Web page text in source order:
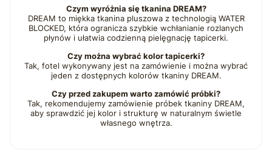
Czym wyróżnia się tkanina DREAM?
DREAM to miękka tkanina pluszowa z technologią WATER
BLOCKED, która ogranicza szybkie wchłanianie rozlanych
płynów i ułatwia codzienną pielęgnację tapicerki.
Czy można wybrać kolor tapicerki?
Tak, fotel wykonywany jest na zamówienie i można wybrać
jeden z dostępnych kolorów tkaniny DREAM.
Czy przed zakupem warto zamówić próbki?
Tak, rekomendujemy zamówienie próbek tkaniny DREAM,
aby sprawdzić jej kolor i strukturę w naturalnym świetle
własnego wnętrza.